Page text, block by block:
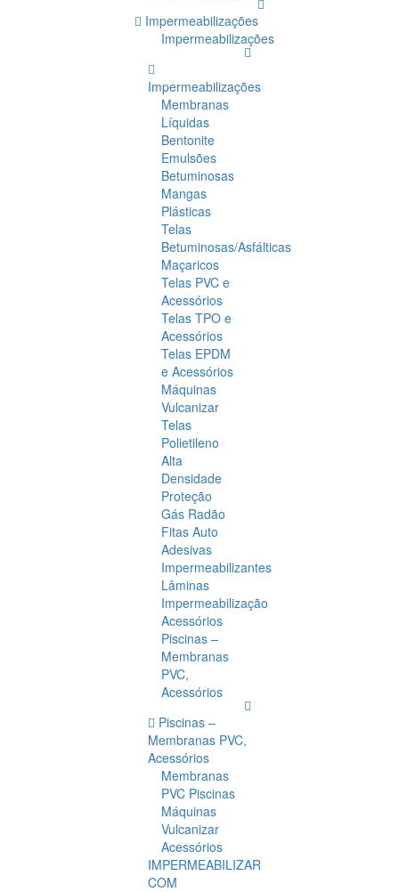
Impermeabilizações
Impermeabilizações
Impermeabilizações
Membranas
Líquidas
Bentonite
Emulsões
Betuminosas
Mangas
Plásticas
Telas
Betuminosas/Asfálticas
Maçaricos
Telas PVC e
Acessórios
Telas TPO e
Acessórios
Telas EPDM
e Acessórios
Máquinas
Vulcanizar
Telas
Polietileno
Alta
Densidade
Proteção
Gás Radão
Fitas Auto
Adesivas
Impermeabilizantes
Lâminas
Impermeabilização
Acessórios
Piscinas –
Membranas
PVC,
Acessórios
Piscinas –
Membranas PVC,
Acessórios
Membranas
PVC Piscinas
Máquinas
Vulcanizar
Acessórios
IMPERMEABILIZAR
COM